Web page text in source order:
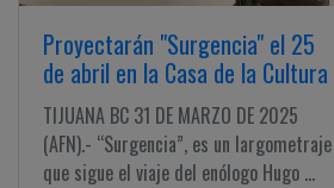
Proyectarán "Surgencia" el 25
de abril en la Casa de la Cultura
TIJUANA BC 31 DE MARZO DE 2025
(AFN).- “Surgencia”, es un largometraje
que sigue el viaje del enólogo Hugo ...